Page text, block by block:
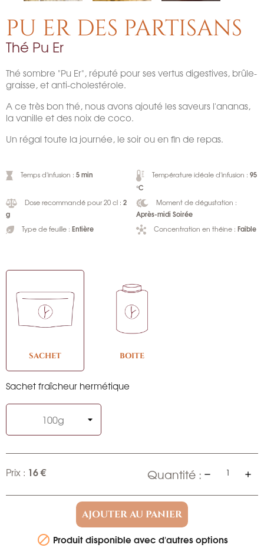
PU ER DES PARTISANS
Thé Pu Er
Thé sombre "Pu Er", réputé pour ses vertus digestives, brûle-
graisse, et anti-cholestérole.
A ce très bon thé, nous avons ajouté les saveurs l'ananas,
la vanille et des noix de coco.
Un régal toute la journée, le soir ou en fin de repas.
Temps d'infusion : 5 min Température idéale d'infusion : 95
°C
Dose recommandé pour 20 cl : 2
g
Moment de dégustation :
Après-midi Soirée
Type de feuille : Entière Concentration en théine : Faible
SACHET BOITE
Sachet fraîcheur hermétique
Prix : 16 € Quantité :
AJOUTER AU PANIER
 Produit disponible avec d'autres options